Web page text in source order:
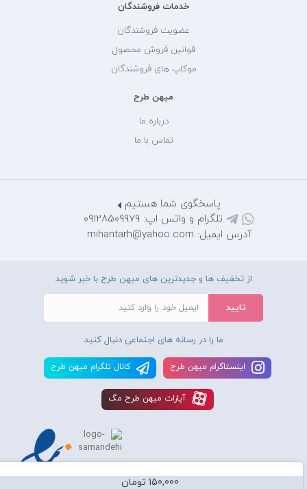
150,000 تومان
خدمات فروشندگان
عضویت فروشندگان
قوانین فروش محصول
موکاپ های فروشندگان
میهن طرح
درباره ما
تماس با ما
پاسخگوی شما هستیم
تلگرام و واتس اپ: 09128509979
آدرس ایمیل: mihantarh@yahoo.com
از تخفیف ها و جدیدترین های میهن طرح با خبر شوید
ما را در رسانه های اجتماعی دنبال کنید
اينستاگرام ميهن طرح کانال تلگرام ميهن طرح
آپارات ميهن طرح مگ